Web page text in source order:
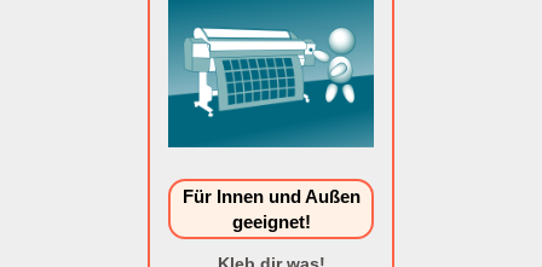
Für Innen und Außen
geeignet!